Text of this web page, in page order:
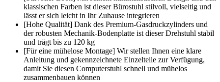
klassischen Farben ist dieser Bürostuhl stilvoll, vielseitig und
lässt er sich leicht in Ihr Zuhause integrieren
[Hohe Qualität] Dank des Premium-Gasdruckzylinders und
der robusten Mechanik-Bodenplatte ist dieser Drehstuhl stabil
und trägt bis zu 120 kg
[Für eine mühelose Montage] Wir stellen Ihnen eine klare
Anleitung und gekennzeichnete Einzelteile zur Verfügung,
damit Sie diesen Computerstuhl schnell und mühelos
zusammenbauen können